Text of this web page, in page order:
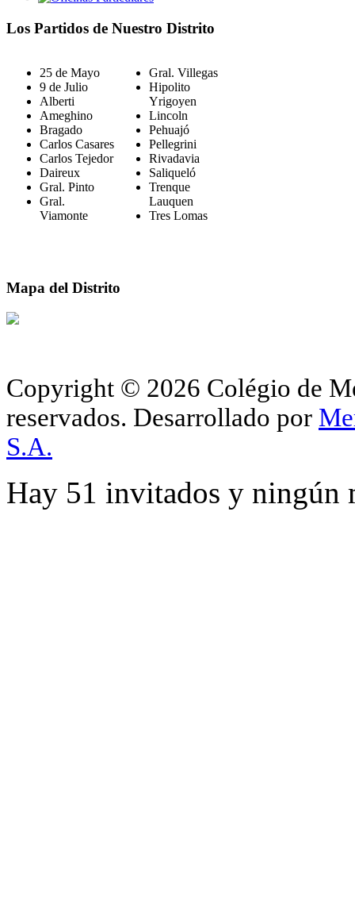
Los Partidos de Nuestro Distrito
25 de Mayo
9 de Julio
Alberti
Ameghino
Bragado
Carlos Casares
Carlos Tejedor
Daireux
Gral. Pinto
Gral.
Viamonte
Gral. Villegas
Hipolito
Yrigoyen
Lincoln
Pehuajó
Pellegrini
Rivadavia
Saliqueló
Trenque
Lauquen
Tres Lomas
Mapa del Distrito
Copyright © 2026 Colégio de
reservados. Desarrollado por
S.A.
Hay 51 invitados y ningún